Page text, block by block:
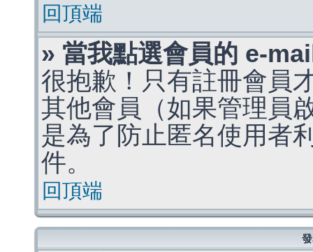
回頂端
» 當我點選會員的 e-
很抱歉！只有註冊會員
其他會員（如果管理員
是為了防止匿名使用者
件。
回頂端